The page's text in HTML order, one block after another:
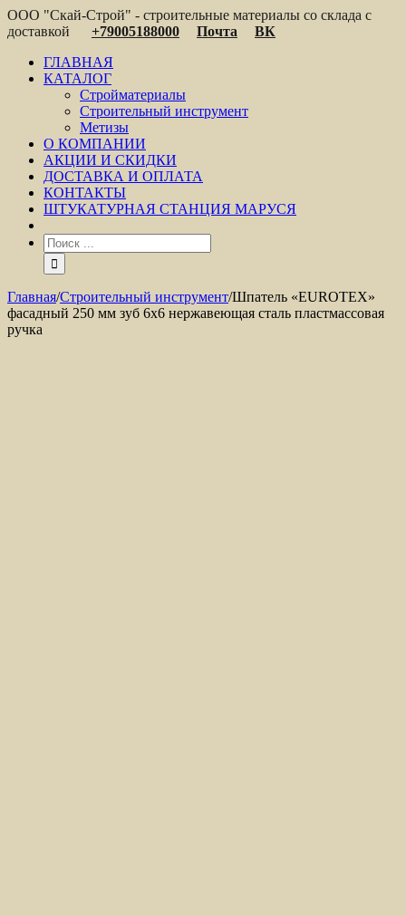
ООО "Скай-Строй" - строительные материалы со склада с
доставкой
+79005188000 Почта
ВК
ГЛАВНАЯ
КАТАЛОГ
Стройматериалы
Строительный инструмент
Метизы
О КОМПАНИИ
АКЦИИ И СКИДКИ
ДОСТАВКА И ОПЛАТА
КОНТАКТЫ
ШТУКАТУРНАЯ СТАНЦИЯ МАРУСЯ
Главная/Строительный инструмент/Шпатель «EUROTEX»
фасадный 250 мм зуб 6х6 нержавеющая сталь пластмассовая
ручка